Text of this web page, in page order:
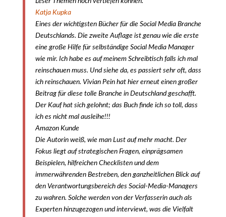
Katja Kupka
Eines der wichtigsten Bücher für die Social Media Branche
Deutschlands. Die zweite Auflage ist genau wie die erste
eine große Hilfe für selbständige Social Media Manager
wie mir. Ich habe es auf meinem Schreibtisch falls ich mal
reinschauen muss. Und siehe da, es passiert sehr oft, dass
ich reinschauen. Vivian Pein hat hier erneut einen großer
Beitrag für diese tolle Branche in Deutschland geschafft.
Der Kauf hat sich gelohnt; das Buch finde ich so toll, dass
ich es nicht mal ausleihe!!!
Amazon Kunde
Die Autorin weiß, wie man Lust auf mehr macht. Der
Fokus liegt auf strategischen Fragen, einprägsamen
Beispielen, hilfreichen Checklisten und dem
immerwährenden Bestreben, den ganzheitlichen Blick auf
den Verantwortungsbereich des Social-Media-Managers
zu wahren. Solche werden von der Verfasserin auch als
Experten hinzugezogen und interviewt, was die Vielfalt